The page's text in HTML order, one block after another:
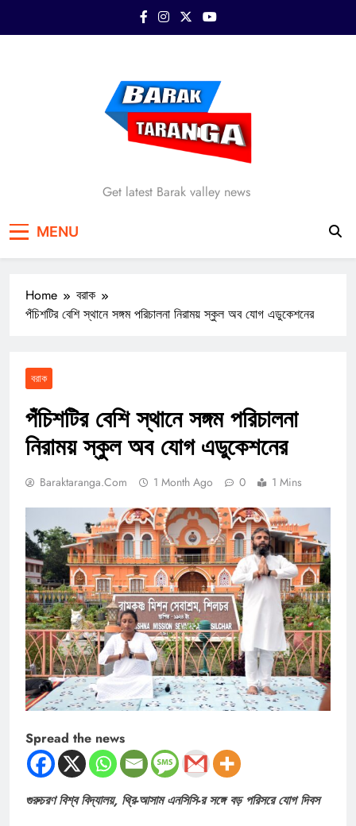
Barak Taranga
Get latest Barak valley news
MENU
Home
বরাক
পঁচিশটির বেশি স্থানে সঙ্গম পরিচালনা নিরাময় স্কুল অব যোগ এডুকেশনের
বরাক
পঁচিশটির বেশি স্থানে সঙ্গম পরিচালনা
নিরাময় স্কুল অব যোগ এডুকেশনের
Baraktaranga.com 1 Month Ago 0 1 Mins
Spread the news
গুরুচরণ বিশ্ব বিদ্যালয়, থ্রি-আসাম এনসিসি-র সঙ্গে বড় পরিসরে যোগ দিবস